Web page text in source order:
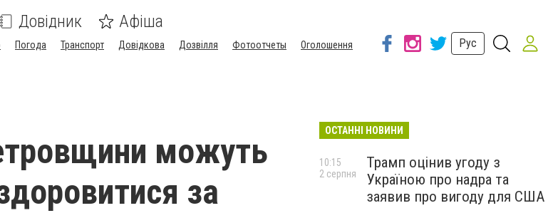
Довідник Афіша
Погода Транспорт Довідкова Дозвілля Фотоотчеты
Оголошення
Рус
можуть
за
ОСТАННІ НОВИНИ
Трамп оцінив угоду з
Україною про надра та
заявив про вигоду для США
10:15
2 серпня